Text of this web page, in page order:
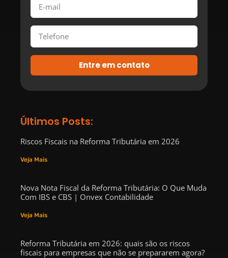
Entre em contato
Últimos Posts:
Riscos Fiscais na Reforma Tributária em 2026
Veja Mais
Nova Nota Fiscal da Reforma Tributária: O Que Muda
Com IBS e CBS | Onvex Contabilidade
Veja Mais
Reforma Tributária em 2026: quais são os riscos
fiscais para empresas que não se prepararem agora?